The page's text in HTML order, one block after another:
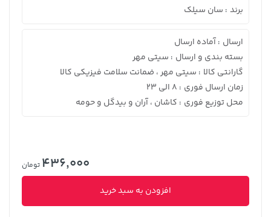
برند : سان سیلک
ارسال : آماده ارسال
بسته بندی و ارسال : سیتی مهر
گارانتی کالا : سیتی مهر ، ضمانت سلامت فیزیکی کالا
زمان ارسال فوری : 8 الی 23
محل توزیع فوری : کاشان ، آران و بیدگل و حومه
436,000 تومان
افزودن به سبد خرید